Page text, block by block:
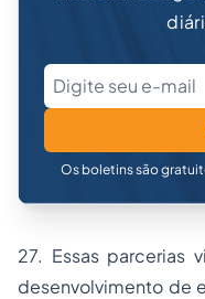
Os boletins são
27. Essas parcerias
desenvolvimento de